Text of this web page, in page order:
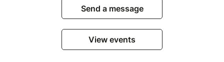
Send a message
View events